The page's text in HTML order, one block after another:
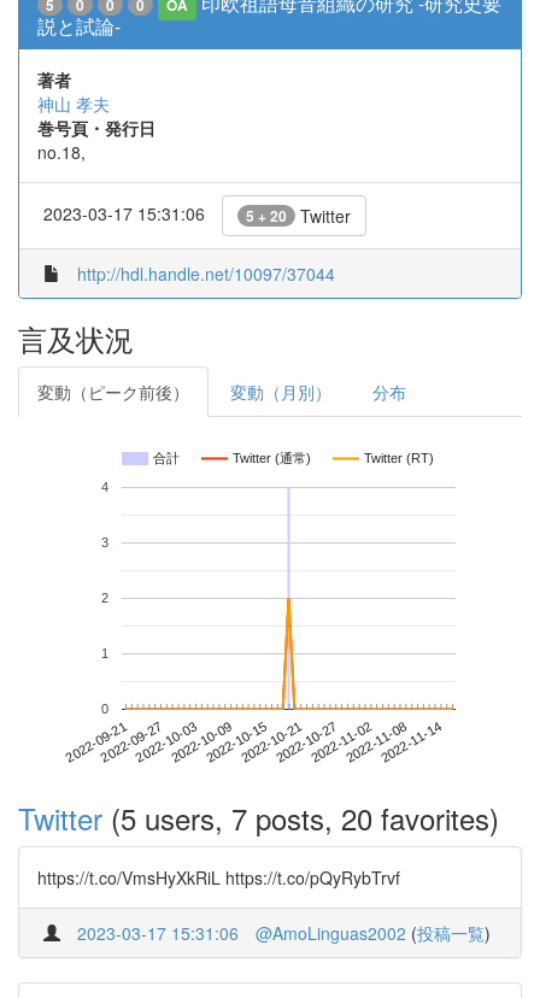
5 0 0 0 OA
説と試論-
著者
神山 孝夫
巻号頁・発行日
no.18,
2023-03-17 15:31:06 5 + 20 Twitter
http://hdl.handle.net/10097/37044
言及状況
変動（ピーク前後） 変動（月別） 分布
合計 Twitter (通常) Twitter (RT)
2022-09-212022-09-272022-10-032022-10-092022-10-152022-10-212022-10-272022-11-022022-11-082022-11-14
0
1
2
3
4
Twitter (5 users, 7 posts, 20 favorites)
https://t.co/VmsHyXkRiL https://t.co/pQyRybTrvf
2023-03-17 15:31:06 @AmoLinguas2002 (投稿一覧)